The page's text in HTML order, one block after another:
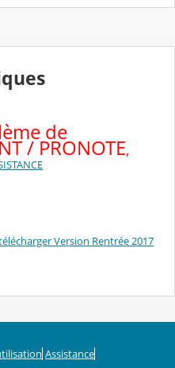
de
/ PRONOTE,
Version Rentrée 2017
Assistance